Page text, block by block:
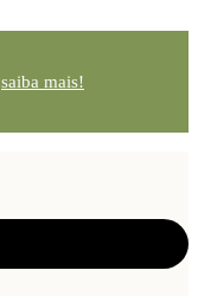
saiba mais!